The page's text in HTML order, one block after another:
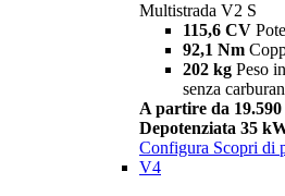
Multistrada V2 S
115,6 CV
92,1 Nm
202 kg Peso
senza
A partire da 19.590
Depotenziata 35
Configura Scopri di
V4